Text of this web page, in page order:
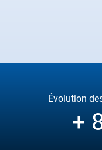
Évolution
+